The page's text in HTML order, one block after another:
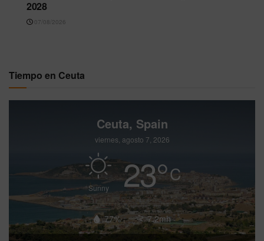
2028
07/08/2026
Tiempo en Ceuta
Ceuta, Spain
viernes, agosto 7, 2026
Sunny 23°C
77% 7.2mh